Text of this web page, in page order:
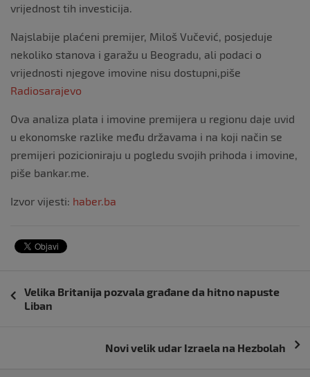
vrijednost tih investicija.
Najslabije plaćeni premijer, Miloš Vučević, posjeduje
nekoliko stanova i garažu u Beogradu, ali podaci o
vrijednosti njegove imovine nisu dostupni,piše
Radiosarajevo
Ova analiza plata i imovine premijera u regionu daje uvid
u ekonomske razlike među državama i na koji način se
premijeri pozicioniraju u pogledu svojih prihoda i imovine,
piše bankar.me.
Izvor vijesti: haber.ba
objava
Velika Britanija pozvala građane da hitno napuste
Liban
Novi velik udar Izraela na Hezbolah